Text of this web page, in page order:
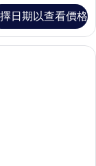
日期以查看價格
Premium Floor,